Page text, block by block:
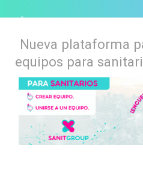
Nueva plataforma
equipos para